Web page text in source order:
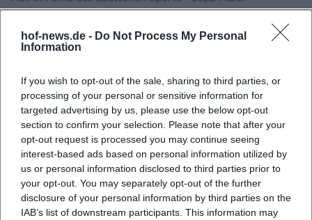
hof-news.de - Do Not Process My Personal
Information
If you wish to opt-out of the sale, sharing to third parties, or
processing of your personal or sensitive information for
targeted advertising by us, please use the below opt-out
section to confirm your selection. Please note that after your
opt-out request is processed you may continue seeing
interest-based ads based on personal information utilized by
us or personal information disclosed to third parties prior to
your opt-out. You may separately opt-out of the further
disclosure of your personal information by third parties on the
IAB’s list of downstream participants. This information may
FC Bayern – Bayerischer Verdienstorden für Sepp Maier
Map unavailable
Open in Google Maps